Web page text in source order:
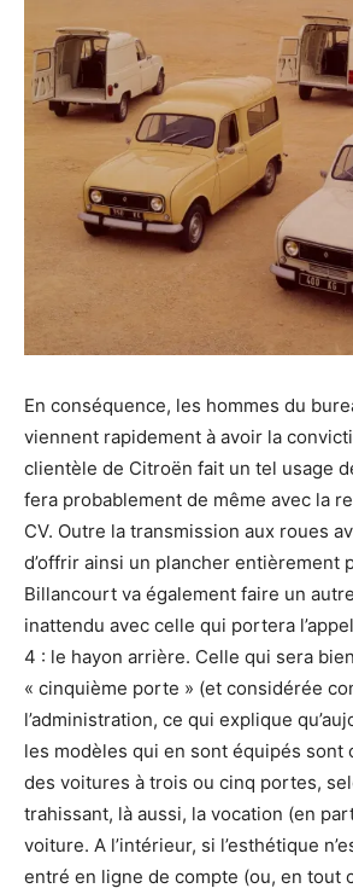
En conséquence, les hommes du
viennent rapidement à avoir la
clientèle de Citroën fait un tel usage
fera probablement de même avec la
CV. Outre la transmission aux roues
d’offrir ainsi un plancher entièrement
Billancourt va également faire un
inattendu avec celle qui portera
4 : le hayon arrière. Celle qui sera
« cinquième porte » (et considérée
l’administration, ce qui explique
les modèles qui en sont équipés sont
des voitures à trois ou cinq portes,
trahissant, là aussi, la vocation (en
voiture. A l’intérieur, si l’esthétique
entré en ligne de compte (ou, en tout